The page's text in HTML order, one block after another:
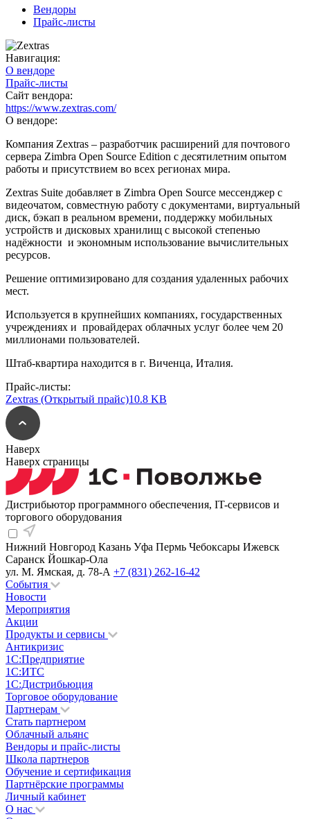
Вендоры
Прайс-листы
Навигация:
О вендоре
Прайс-листы
Сайт вендора:
https://www.zextras.com/
О вендоре:
Компания Zextras – разработчик расширений для почтового
сервера Zimbra Open Source Edition с десятилетним опытом
работы и присутствием во всех регионах мира.
Zextras Suite добавляет в Zimbra Open Source мессенджер с
видеочатом, совместную работу с документами, виртуальный
диск, бэкап в реальном времени, поддержку мобильных
устройств и дисковых хранилищ с высокой степенью
надёжности и экономным использование вычислительных
ресурсов.
Решение оптимизировано для создания удаленных рабочих
мест.
Используется в крупнейших компаниях, государственных
учреждениях и провайдерах облачных услуг более чем 20
миллионами пользователей.
Штаб-квартира находится в г. Виченца, Италия.
Прайс-листы:
Zextras (Открытый прайс)10.8 KB
Наверх
Наверх страницы
Дистрибьютор программного обеспечения, IT-сервисов и
торгового оборудования
Нижний Новгород Казань Уфа Пермь Чебоксары Ижевск
Саранск Йошкар-Ола
ул. М. Ямская, д. 78-А +7 (831) 262-16-42
События
Новости
Мероприятия
Акции
Продукты и сервисы
Антикризис
1С:Предприятие
1С:ИТС
1С:Дистрибьюция
Торговое оборудование
Партнерам
Стать партнером
Облачный альянс
Вендоры и прайс-листы
Школа партнеров
Обучение и сертификация
Партнёрские программы
Личный кабинет
О нас